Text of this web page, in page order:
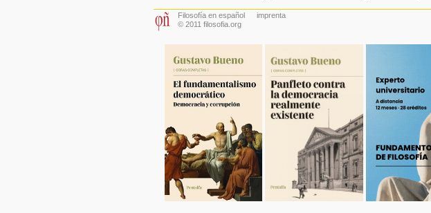
Filosofía en español
© 2011 filosofia.org
imprenta